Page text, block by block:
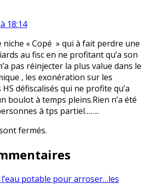
18:14
niche « Copé » qui à fait perdre une
au fisc en ne profitant qu’a son
pas réinjecter la plus value dans le
, les exonération sur les
défiscalisés qui ne profite qu’a
boulot à temps pleins.Rien n’a été
à tps partiel……..
fermés.
l’eau potable pour arroser…les